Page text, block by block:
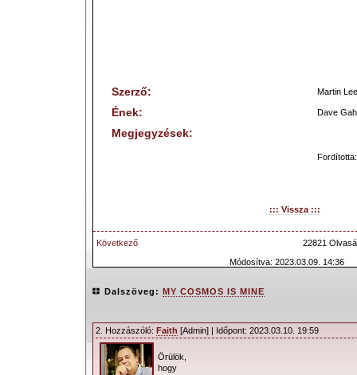
Szerző: Martin
Ének: Dave
Megjegyzések:
::: Vissza :::
Következő
22821
Módosítva: 2023.03.09. 14:36
Dalszöveg: MY COSMOS IS MINE
2. Hozzászóló: Faith [Admin] | Időpont: 2023.03.10. 19:59
Örülök,
hogy